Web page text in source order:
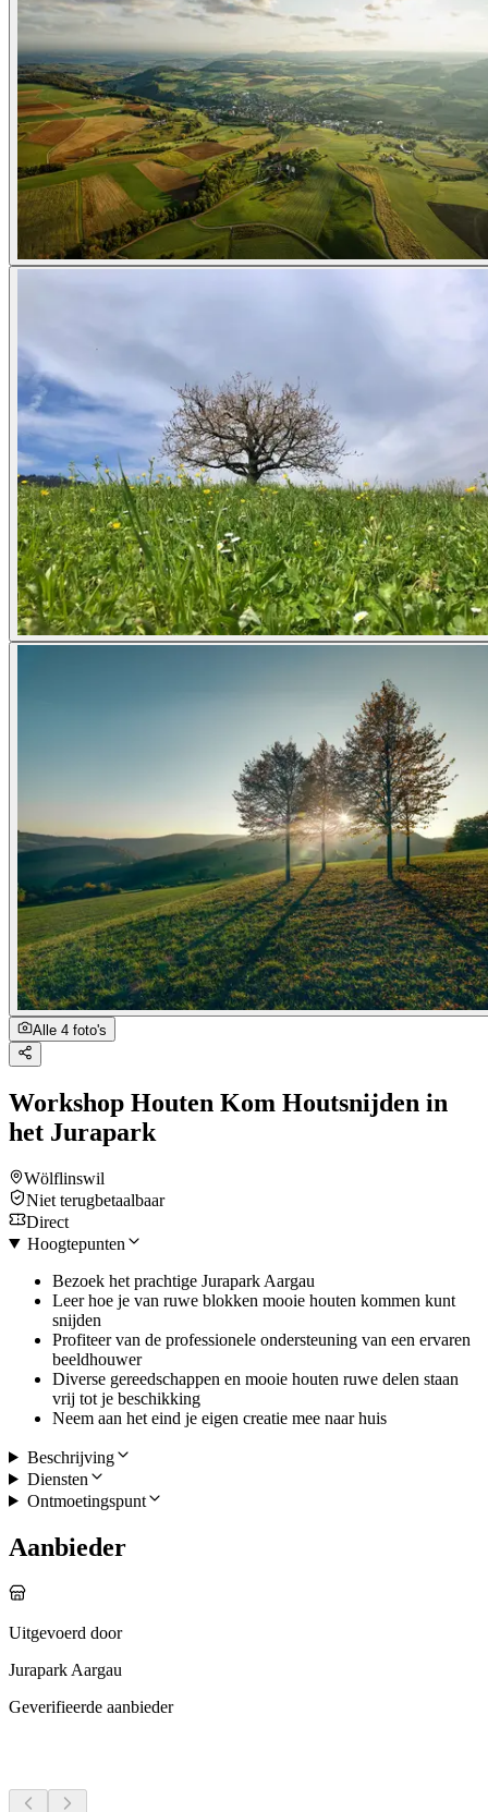
Alle 4 foto's
Workshop Houten Kom Houtsnijden in
het Jurapark
Wölflinswil
Niet terugbetaalbaar
Direct
Hoogtepunten
Bezoek het prachtige Jurapark Aargau
Leer hoe je van ruwe blokken mooie houten kommen kunt
snijden
Profiteer van de professionele ondersteuning van een ervaren
beeldhouwer
Diverse gereedschappen en mooie houten ruwe delen staan
vrij tot je beschikking
Neem aan het eind je eigen creatie mee naar huis
Beschrijving
Diensten
Ontmoetingspunt
Aanbieder
Uitgevoerd door
Jurapark Aargau
Geverifieerde aanbieder